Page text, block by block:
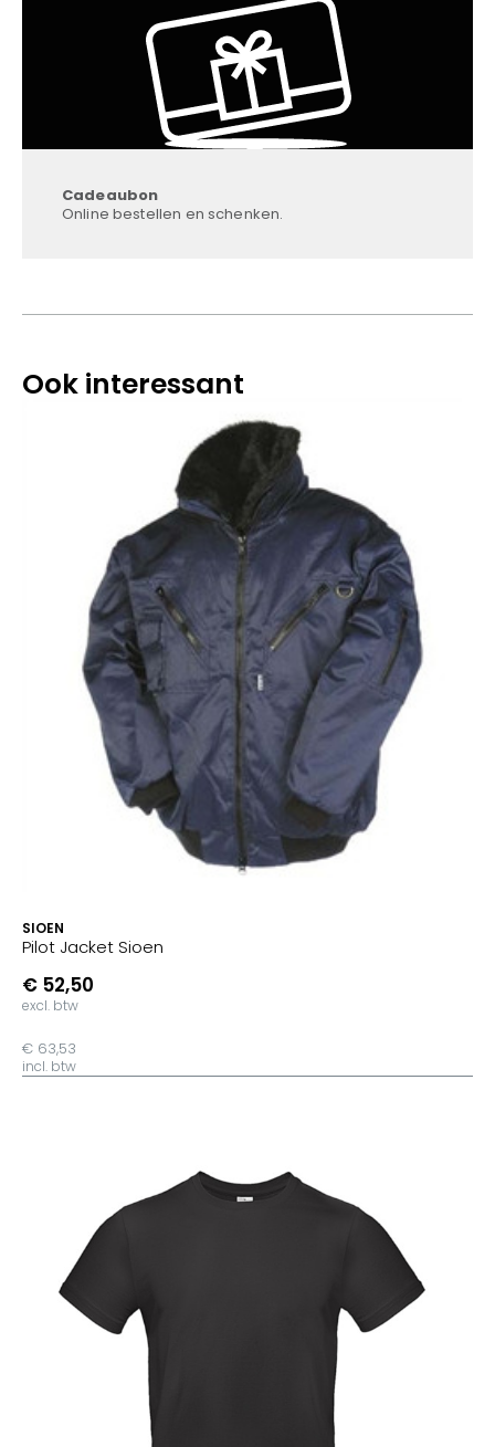
Cadeaubon
Online bestellen en schenken.
Ook interessant
SIOEN
Pilot Jacket Sioen
€ 52,50
excl. btw
€ 63,53
incl. btw